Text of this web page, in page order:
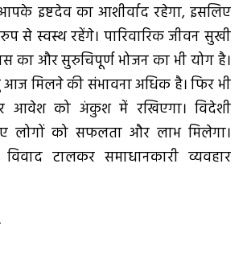
इष्टदेव का आशीर्वाद रहेगा, इसलिए
से स्वस्थ रहेंगे। पारिवारिक जीवन सुखी
का और सुरुचिपूर्ण भोजन का भी योग है।
मिलने की संभावना अधिक है। फिर भी
आवेश को अंकुश में रखिएगा। विदेशी
लोगों को सफलता और लाभ मिलेगा।
टालकर समाधानकारी व्यवहार